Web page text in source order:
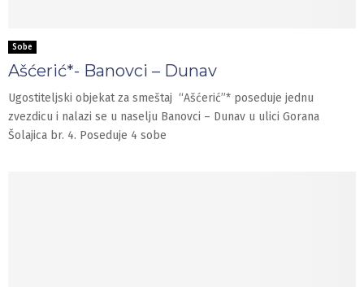
Sobe
Ašćerić*- Banovci – Dunav
Ugostiteljski objekat za smeštaj “Ašćerić”* poseduje jednu
zvezdicu i nalazi se u naselju Banovci – Dunav u ulici Gorana
Šolajica br. 4. Poseduje 4 sobe